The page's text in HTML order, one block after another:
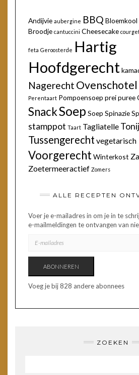
Andijvie aubergine BBQ Bloemkool
Broodje cantuccini Cheesecake
feta Geroosterde Hartig
Hoofdgerecht
Nagerecht Ovenschotel
Perentaart Pompoensoep preipuree
SnackSoep Soep Spinazie
stamppot Taart Tagliatelle
Tussengerecht vegetarisch
VoorgerechtWinterkost
Zoetermeeractief Zomers
ALLE RECEPTEN
Voer je e-mailadres in om je in te
e-mailmeldingen te ontvangen van
MAILADRES
ABONNEREN
Voeg je bij 828 andere abonnees
ZOEKEN